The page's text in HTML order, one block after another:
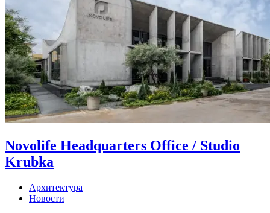
Novolife Headquarters Office / Studio
Krubka
Архитектура
Новости